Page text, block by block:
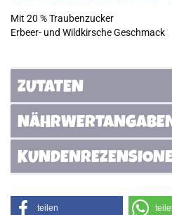
Mit 20 % Traubenzucker
Erbeer- und Wildkirsche Geschmack
ZUTATEN
teilen